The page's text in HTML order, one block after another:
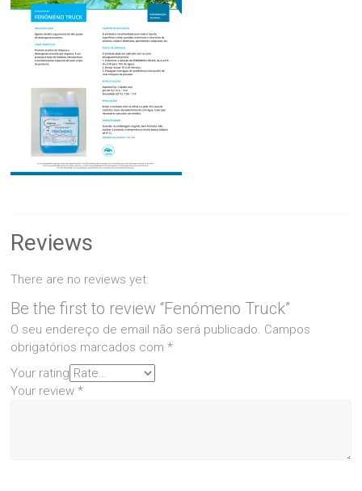
Reviews
There are no reviews yet.
Be the first to review “Fenómeno Truck”
O seu endereço de email não será publicado. Campos
obrigatórios marcados com*
Your rating
Your review*